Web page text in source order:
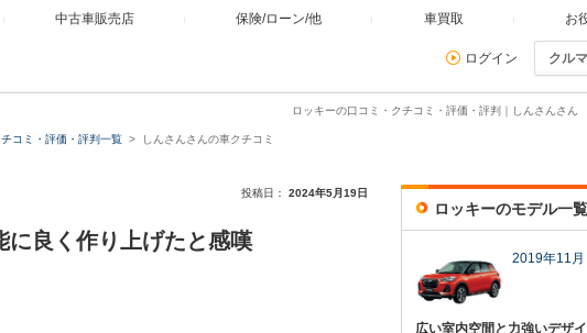
中古車販売店 保険/ローン/他 車買取 お
ログイン クル
ロッキーの口コミ・クチコミ・評価・評判｜しんさんさん
コミ・評価・評判一覧 しんさんさんの車クチコミ
投稿日： 2024年5月19日
に良く作り上げたと感嘆
ロッキーのモデル一覧
2019年11月
広い室内空間と力強いデザ